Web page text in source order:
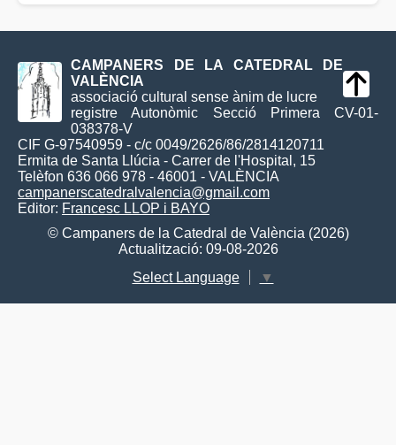
CAMPANERS DE LA CATEDRAL DE
VALÈNCIA
associació cultural sense ànim de lucre
registre Autonòmic Secció Primera CV-01-
038378-V
CIF G-97540959 - c/c 0049/2626/86/2814120711
Ermita de Santa Llúcia - Carrer de l'Hospital, 15
Telèfon 636 066 978 - 46001 - VALÈNCIA
campanerscatedralvalencia@gmail.com
Editor: Francesc LLOP i BAYO
© Campaners de la Catedral de València (2026)
Actualització: 09-08-2026
Select Language
▼